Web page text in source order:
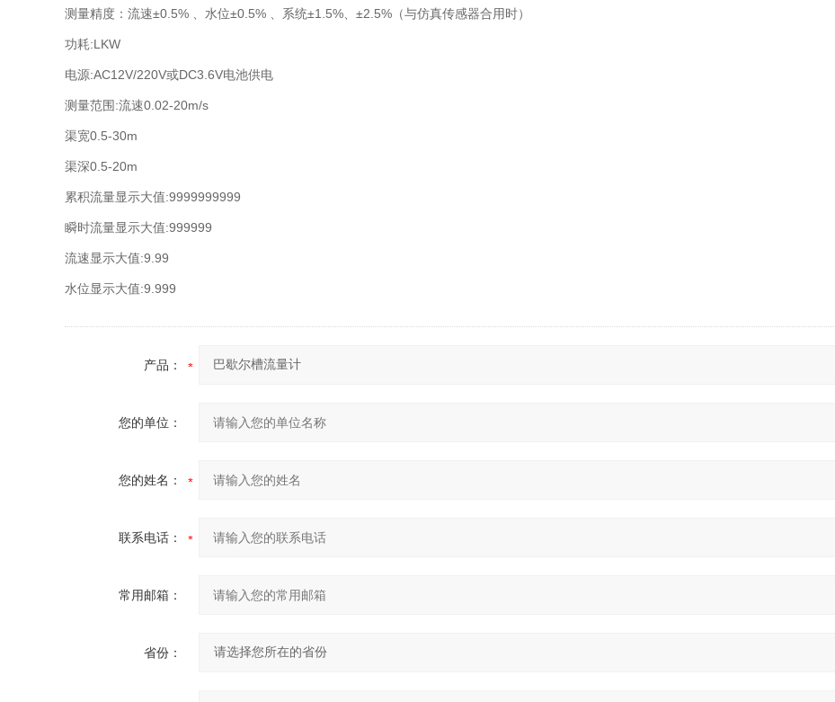
测量精度：流速±0.5% 、水位±0.5% 、系统±1.5%、±2.5%（与仿真传感器合用时）
功耗:LKW
电源:AC12V/220V或DC3.6V电池供电
测量范围:流速0.02-20m/s
渠宽0.5-30m
渠深0.5-20m
累积流量显示大值:9999999999
瞬时流量显示大值:999999
流速显示大值:9.99
水位显示大值:9.999
产品：
您的单位：
您的姓名：
联系电话：
常用邮箱：
省份：